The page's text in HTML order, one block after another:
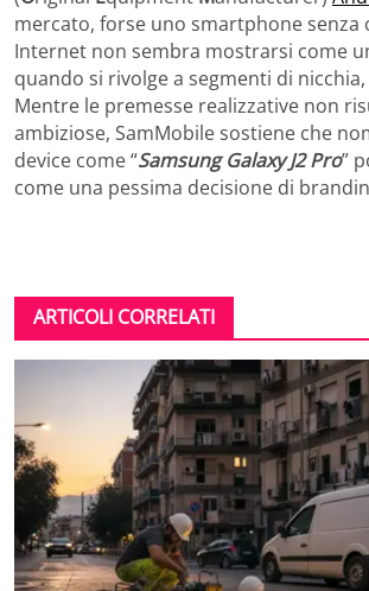
mercato, forse uno smartphone senza
Internet non sembra mostrarsi come
quando si rivolge a segmenti di
Mentre le premesse realizzative non
ambiziose, SamMobile sostiene che
device come “Samsung Galaxy J2 Pro”
come una pessima decisione di
ARTICOLI CORRELATI